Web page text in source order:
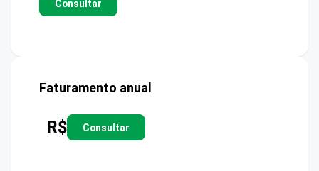
Consultar
Faturamento anual
R$ Consultar